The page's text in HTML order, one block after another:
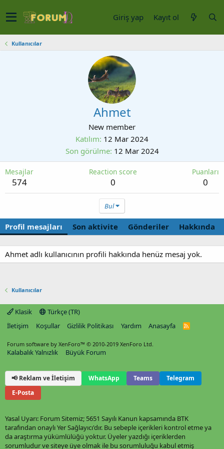
Giriş yap Kayıt ol
Kullanıcılar
Ahmet
New member
Katılım 12 Mar 2024
Son görülme 12 Mar 2024
Mesajlar
574
Reaction score
0
Puanları
0
Bul
Profil mesajları Son aktivite Gönderiler Hakkında
Ahmet adlı kullanıcının profili hakkında henüz mesaj yok.
Kullanıcılar
Klasik
Türkçe (TR)
İletişim
Koşullar Gizlilik Politikası Yardım Anasayfa
R
Forum software by XenForo™ © 2010-2019 XenForo Ltd.
Kalabalık Yalnızlık Büyük Forum
📢 Reklam ve İletişim WhatsApp Teams
Telegram
E-Posta
Yasal Uyarı: Forum Sitemiz; 5651 Sayılı Kanun kapsamında BTK
tarafından onaylı Yer Sağlayıcı'dır. Bu sebeple içerikleri kontrol etme ya
da araştırma yükümlülüğü yoktur. Üyeler yazdığı içeriklerden
sorumludur ve siteye üye olmak ile bu sorumluluğu kabul etmiş